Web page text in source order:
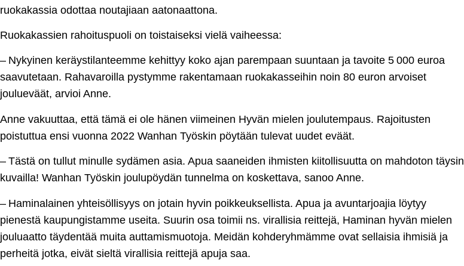
ruokakassia odottaa noutajiaan aatonaattona.
Ruokakassien rahoituspuoli on toistaiseksi vielä vaiheessa:
– Nykyinen keräystilanteemme kehittyy koko ajan parempaan suuntaan ja tavoite 5 000 euroa
saavutetaan. Rahavaroilla pystymme rakentamaan ruokakasseihin noin 80 euron arvoiset
joulueväät, arvioi Anne.
Anne vakuuttaa, että tämä ei ole hänen viimeinen Hyvän mielen joulutempaus. Rajoitusten
poistuttua ensi vuonna 2022 Wanhan Työskin pöytään tulevat uudet eväät.
– Tästä on tullut minulle sydämen asia. Apua saaneiden ihmisten kiitollisuutta on mahdoton täysin
kuvailla! Wanhan Työskin joulupöydän tunnelma on koskettava, sanoo Anne.
– Haminalainen yhteisöllisyys on jotain hyvin poik­keuk­sel­lista. Apua ja avuntarjoajia löytyy
pienestä kaupungistamme useita. Suurin osa toimii ns. virallisia reittejä, Haminan hyvän mielen
jouluaatto täydentää muita auttamismuotoja. Meidän kohderyhmämme ovat sellaisia ihmisiä ja
perheitä jotka, eivät sieltä virallisia reittejä apuja saa.